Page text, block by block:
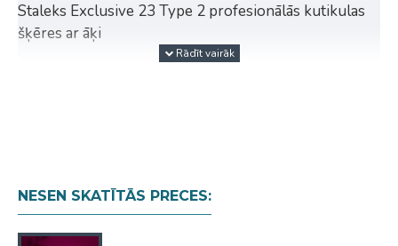
Staleks Exclusive 23 Type 2 profesionālās kutikulas
šķēres ar āķi
Staleks Exclusive sērija - premium klases
Exclusive 23 (Type 2) modeļa īpašības:
NESEN SKATĪTĀS PRECES: